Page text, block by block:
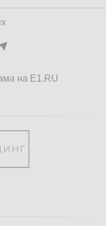
на E1.RU